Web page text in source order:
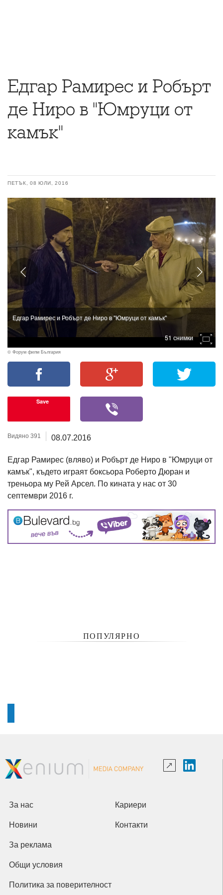
Едгар Рамирес и Робърт
де Ниро в "Юмруци от
камък"
ПЕТЪК, 08 ЮЛИ, 2016
Едгар Рамирес и Робърт де Ниро в "Юмруци от камък"
51 снимки
© Форум филм България
Save
Видяно 391 08.07.2016
Едгар Рамирес (вляво) и Робърт де Ниро в "Юмруци от
камък", където играят боксьора Роберто Дюран и
треньора му Рей Арсел. По кината у нас от 30
септември 2016 г.
ПОПУЛЯРНО
За нас Кариери
Новини Контакти
За реклама
Общи условия
Политика за поверителност